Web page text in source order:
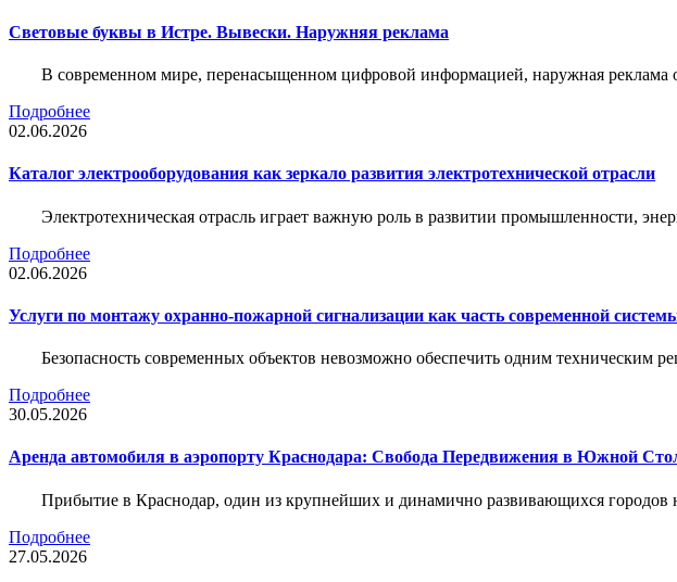
Световые буквы в Истре. Вывески. Наружняя реклама
В современном мире, перенасыщенном цифровой информацией, наружная
Подробнее
02.06.2026
Каталог электрооборудования как зеркало развития электротехнической отрасли
Электротехническая отрасль играет важную роль в развитии промышленности,
Подробнее
02.06.2026
Услуги по монтажу охранно-пожарной сигнализации как часть современной
Безопасность современных объектов невозможно обеспечить одним техническим
Подробнее
30.05.2026
Аренда автомобиля в аэропорту Краснодара: Свобода Передвижения в Южной
Прибытие в Краснодар, один из крупнейших и динамично развивающихся городов
Подробнее
27.05.2026